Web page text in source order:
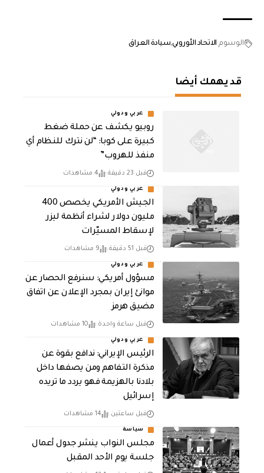
الوسوم الاتحاد الأوروبيسيادة العراق
قد يهمك أيضا
عربي ودولي
روبيو يكشف عن حملة ضغط
كبيرة على كوبا: “لن نترك للنظام أي
منفذ للهروب”
قبل 23 دقيقة 4 مشاهدات
عربي ودولي
الجيش الأمريكي يخصص 400
مليون دولار لشراء أنظمة ليزر
لإسقاط المسيّرات
قبل 51 دقيقة 9 مشاهدات
عربي ودولي
مسؤول أمريكي: سنرفع الحصار عن
موانئ إيران بمجرد الإعلان عن اتفاق
مضيق هرمز
قبل ساعة واحدة 10 مشاهدات
عربي ودولي
الرئيس الإيراني: ندافع بقوة عن
مذكرة التفاهم ومن يصفها داخل
بلادنا بالهزيمة فهو يردد ما تريده
إسرائيل
قبل ساعتين 14 مشاهدات
سياسة
مجلس النواب ينشر جدول أعمال
جلسة يوم الأحد المقبل